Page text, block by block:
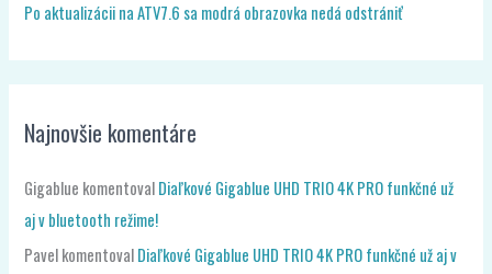
Po aktualizácii na ATV7.6 sa modrá obrazovka nedá odstrániť
Najnovšie komentáre
Gigablue komentovalDiaľkové Gigablue UHD TRIO 4K PRO funkčné už
aj v bluetooth režime!
PavelkomentovalDiaľkové Gigablue UHD TRIO 4K PRO funkčné už aj v